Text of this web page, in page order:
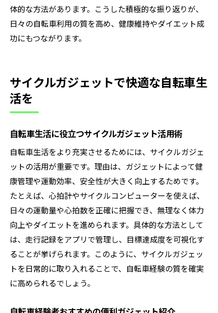
体的な方法があります。こうした積極的な振り返りが、
日々の自転車利用の質を高め、健康維持やダイエット成
功にもつながります。
サイクルガジェットで快適な自転車生
活を
自転車生活に役立つサイクルガジェット活用術
自転車生活をより充実させるためには、サイクルガジェ
ットの活用が重要です。理由は、ガジェットによって健
康管理や運動効率、安全性が大きく向上するためです。
たとえば、心拍計やサイクルコンピューターを使えば、
日々の運動量や心拍数を正確に把握でき、無理なく体力
向上やダイエットを進められます。具体的な方法として
は、走行記録をアプリで管理し、目標達成度を可視化す
ることが挙げられます。このように、サイクルガジェッ
トを日常的に取り入れることで、自転車経験の質を確実
に高められるでしょう。